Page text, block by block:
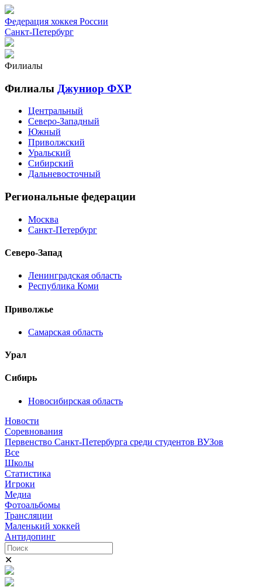
Федерация хоккея России
Санкт-Петербург
Филиалы
Филиалы Джуниор ФХР
Центральный
Северо-Западный
Южный
Приволжский
Уральский
Сибирский
Дальневосточный
Региональные федерации
Москва
Санкт-Петербург
Северо-Запад
Ленинградская область
Республика Коми
Приволжье
Самарская область
Урал
Сибирь
Новосибирская область
Новости
Соревнования
Первенство Санкт-Петербурга среди студентов ВУЗов
Все
Школы
Статистика
Игроки
Медиа
Фотоальбомы
Трансляции
Маленький хоккей
Антидопинг
✕